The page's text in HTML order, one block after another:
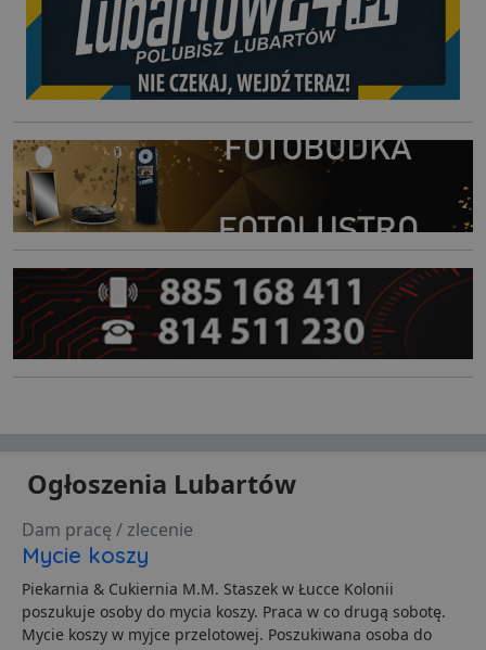
Ogłoszenia Lubartów
Dam pracę / zlecenie
Mycie koszy
Piekarnia & Cukiernia M.M. Staszek w Łucce Kolonii
poszukuje osoby do mycia koszy. Praca w co drugą sobotę.
Mycie koszy w myjce przelotowej. Poszukiwana osoba do